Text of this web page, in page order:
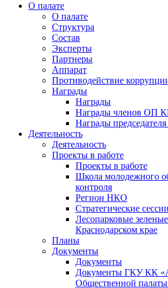
О палате
О палате
Структура
Состав
Эксперты
Партнеры
Аппарат
Противодействие
Награды
Награды
Награды членов ОП
Награды
Деятельность
Деятельность
Проекты в работе
Проекты в работе
Школа молодежного
контроля
Регион НКО
Стратегические сессии
Лесопарковые
Краснодарском крае
Планы
Документы
Документы
Документы ГКУ КК
Общественной палаты